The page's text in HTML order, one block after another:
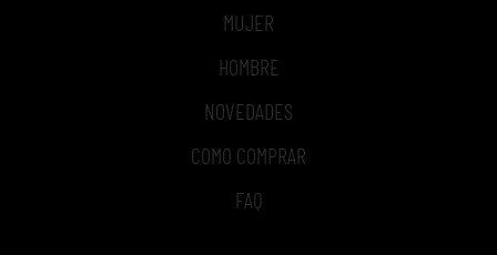
MUJER
HOMBRE
NOVEDADES
COMO COMPRAR
FAQ